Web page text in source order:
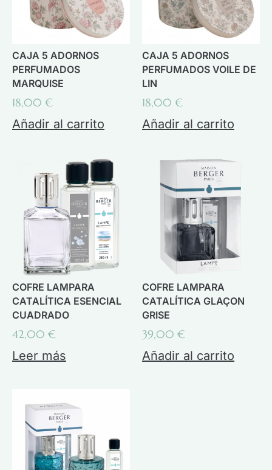
CAJA 5 ADORNOS
PERFUMADOS
MARQUISE
18,00 €
Añadir al carrito
CAJA 5 ADORNOS
PERFUMADOS VOILE DE
LIN
18,00 €
Añadir al carrito
COFRE LAMPARA
CATALÍTICA ESENCIAL
CUADRADO
42,00 €
Leer más
COFRE LAMPARA
CATALÍTICA GLAÇON
GRISE
39,00 €
Añadir al carrito